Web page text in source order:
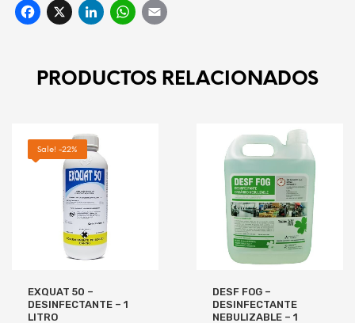
Facebook
X LinkedIn
WhatsApp
PRODUCTOS RELACIONADOS
Sale! -22%
EXQUAT 50 –
DESINFECTANTE – 1
LITRO
DESF FOG –
DESINFECTANTE
NEBULIZABLE – 1